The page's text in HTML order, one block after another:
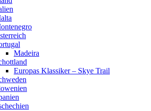
Madeira
Europas Klassiker – Skye Trail